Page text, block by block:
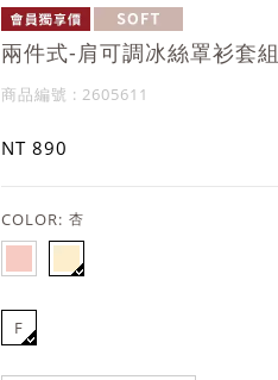
兩件式-肩可調冰絲罩衫套組
商品編號 : 2605611
NT 890
COLOR: 杏
F